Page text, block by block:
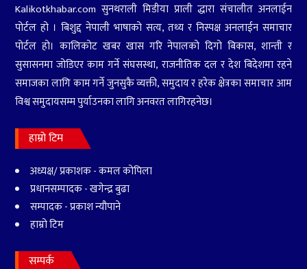
बीबीएस चौथो वर्षको उत्तरपुस्तिका
सर्वोच्चमा सुनुवाइ : लामिछानेको
सांसद पद खारेज हुने कानुन
व्यवसायीहरुको तर्क
Kalikotkhabar.com सुनथराली मिडीया प्राली द्धारा संचालीत अनलाईन
पोर्टल हो । बिशुद्द नेपाली भाषाको सत्य, तथ्य र निस्पक्ष अनलाईन समाचार
पोर्टल हो। कालिकोट खबर खास गरि नेपालको दिगो बिकास, शान्ती र
सुसासनमा जोडिएर काम गर्ने संघसस्था, राजनीतिक दल र देश बिदेशमा रहने
समाजका लागि काम गर्ने जुनसुकै व्यक्ती, समुदाय र हरेक क्षेत्रका समाचार आम
विश्व समुदायसम्म पुर्याउनका लागि अनवरत लागिरहनेछ।
हाम्रो टिम
अध्यक्ष/ प्रकाशक - कमल कोपिला
प्रधानसम्पादक - खगेन्द्र बुढा
सम्पादक - प्रकाश न्यौपाने
हाम्रो टिम
सम्पर्क